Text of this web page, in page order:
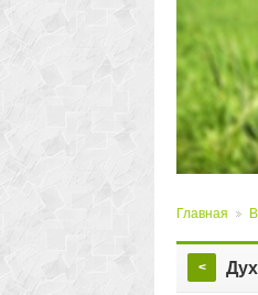
Главная
<